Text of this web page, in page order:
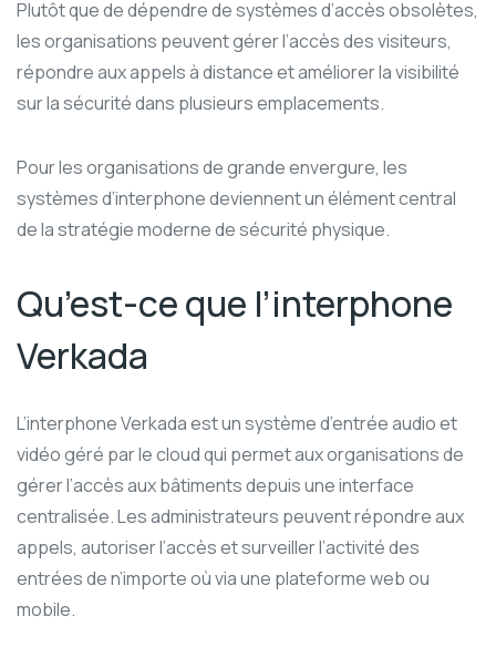
Plutôt que de dépendre de systèmes d’accès obsolètes,
les organisations peuvent gérer l’accès des visiteurs,
répondre aux appels à distance et améliorer la visibilité
sur la sécurité dans plusieurs emplacements.
Pour les organisations de grande envergure, les
systèmes d’interphone deviennent un élément central
de la stratégie moderne de sécurité physique.
Qu’est-ce que l’interphone
Verkada
L’interphone Verkada est un système d’entrée audio et
vidéo géré par le cloud qui permet aux organisations de
gérer l’accès aux bâtiments depuis une interface
centralisée. Les administrateurs peuvent répondre aux
appels, autoriser l’accès et surveiller l’activité des
entrées de n’importe où via une plateforme web ou
mobile.